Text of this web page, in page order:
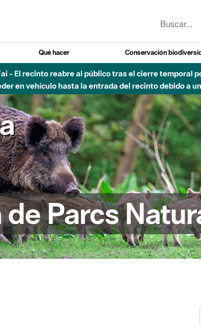
Qué hacer Conservación
- El recinto reabre al público tras el cierre temporal
en vehículo hasta la entrada del recinto debido a
de Parcs